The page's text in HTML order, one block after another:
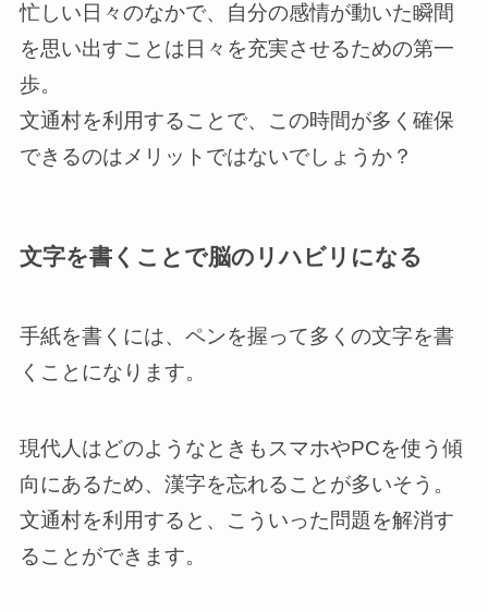
忙しい日々のなかで、自分の感情が動いた瞬間
を思い出すことは日々を充実させるための第一
歩。
文通村を利用することで、この時間が多く確保
できるのはメリットではないでしょうか？
文字を書くことで脳のリハビリになる
手紙を書くには、ペンを握って多くの文字を書
くことになります。
現代人はどのようなときもスマホやPCを使う傾
向にあるため、漢字を忘れることが多いそう。
文通村を利用すると、こういった問題を解消す
ることができます。